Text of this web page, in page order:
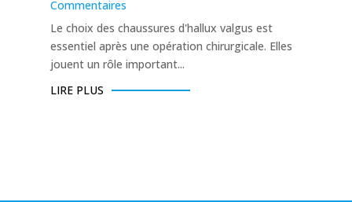
Commentaires
Le choix des chaussures d'hallux valgus est
essentiel après une opération chirurgicale. Elles
jouent un rôle important...
LIRE PLUS